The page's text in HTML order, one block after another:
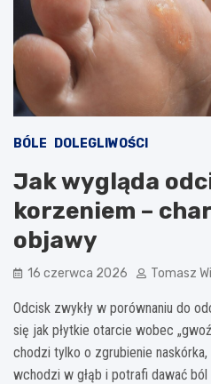
BÓLE DOLEGLIWOŚCI
Jak wygląda
korzeniem –
objawy
16 czerwca 2026 Tomasz
Odcisk zwykły w porównaniu do
się jak płytkie otarcie wobec
chodzi tylko o zgrubienie naskórka,
wchodzi w głąb i potrafi dawać